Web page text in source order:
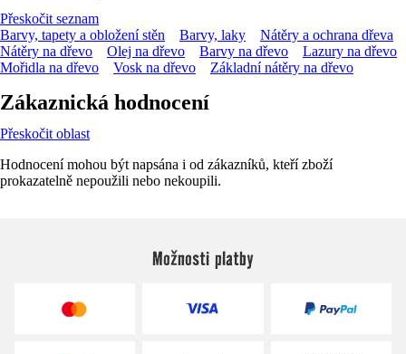
Přeskočit seznam
Barvy, tapety a obložení stěn
Barvy, laky
Nátěry a ochrana dřeva
Nátěry na dřevo
Olej na dřevo Barvy na dřevo
Lazury na dřevo
Mořidla na dřevo
Vosk na dřevo Základní nátěry na dřevo
Zákaznická hodnocení
Přeskočit oblast
Hodnocení mohou být napsána i od zákazníků, kteří zboží
prokazatelně nepoužili nebo nekoupili.
Možnosti platby